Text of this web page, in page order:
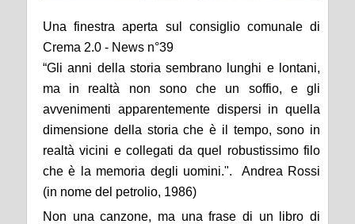
Una finestra aperta sul consiglio comunale di
Crema 2.0 - News n°39
“Gli anni della storia sembrano lunghi e lontani,
ma in realtà non sono che un soffio, e gli
avvenimenti apparentemente dispersi in quella
dimensione della storia che è il tempo, sono in
realtà vicini e collegati da quel robustissimo filo
che è la memoria degli uomini.". Andrea Rossi
(in nome del petrolio, 1986)
Non una canzone, ma una frase di un libro di